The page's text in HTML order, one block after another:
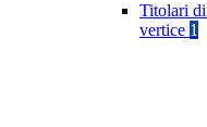
Titolari
vertice 1